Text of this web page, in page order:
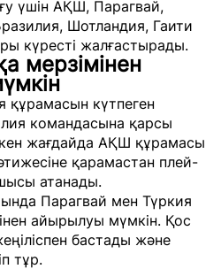
үшін АҚШ, Парагвай,
Шотландия, Гаити
күресті жалғастырады.
мерзімінен
құрамасын күтпеген
командасына қарсы
жағдайда АҚШ құрамасы
қарамастан плей-
атанады.
Парагвай мен Түркия
айырылуы мүмкін. Қос
бастады және
тұр.